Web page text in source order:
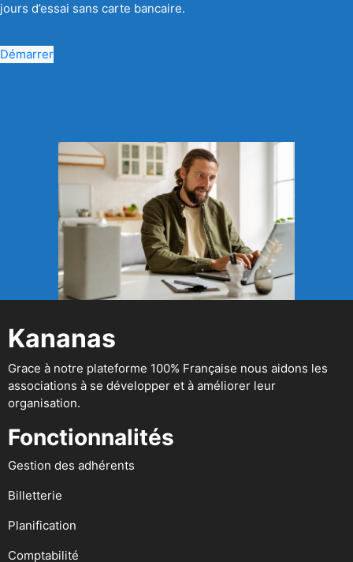
jours d’essai sans carte bancaire.
Démarrer
Kananas
Grace à notre plateforme 100% Française nous aidons les
associations à se développer et à améliorer leur
organisation.
Fonctionnalités
Gestion des adhérents
Billetterie
Planification
Comptabilité